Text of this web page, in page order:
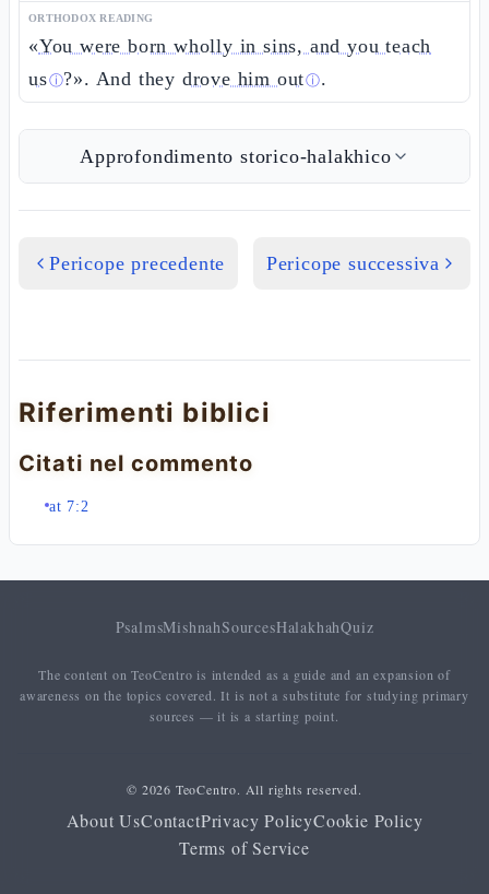
ORTHODOX READING
«You were born wholly in sins, and you teach
usⓘ?». And they drove him outⓘ.
Approfondimento storico-halakhico
Pericope precedente Pericope successiva
Riferimenti biblici
Citati nel commento
at 7:2
PsalmsMishnahSourcesHalakhahQuiz
The content on TeoCentro is intended as a guide and an expansion of
awareness on the topics covered. It is not a substitute for studying primary
sources — it is a starting point.
© 2026 TeoCentro. All rights reserved.
About UsContactPrivacy PolicyCookie Policy
Terms of Service